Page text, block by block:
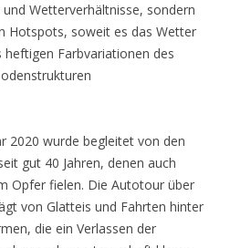
Wetterverhältnisse, sondern
Hotspots, soweit es das Wetter
Farbvariationen des
2020 wurde begleitet von den
gut 40 Jahren, denen auch
Opfer fielen. Die Autotour über
von Glatteis und Fahrten hinter
die ein Verlassen der